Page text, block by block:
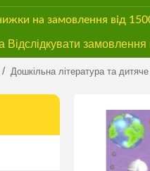
на замовлення від
/ Дошкільна література та